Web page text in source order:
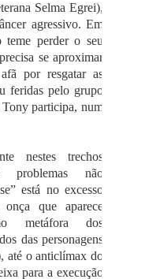
Selma Egrei),
agressivo. Em
perder o seu
se aproximar
por resgatar as
feridas pelo grupo
participa, num
nestes trechos
problemas não
está no excesso
que aparece
metáfora dos
das personagens
até o anticlímax do
para a execução